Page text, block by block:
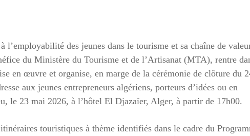
des jeunes dans le tourisme et sa chaîne de
du Ministère du Tourisme et de l’Artisanat (MTA), rentre
en œuvre et organise, en marge de la cérémonie de clôture du
aux jeunes entrepreneurs algériens, porteurs d’idées ou en
le 23 mai 2026, à l’hôtel El Djazaïer, Alger, à partir de 17h00.
touristiques à thème identifiés dans le cadre du